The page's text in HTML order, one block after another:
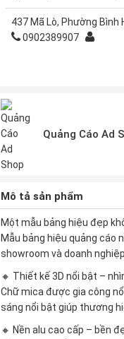
437 Mã Lò, Phường Bình
0902389907
Quảng Cáo Ad
Mô tả sản phẩm
Một mẫu bảng hiệu đẹp
Mẫu bảng hiệu quảng cáo
showroom và doanh
🔸 Thiết kế 3D nổi bật –
Chữ mica được gia công
sáng nổi bật giúp thương
🔸 Nền alu cao cấp – bền